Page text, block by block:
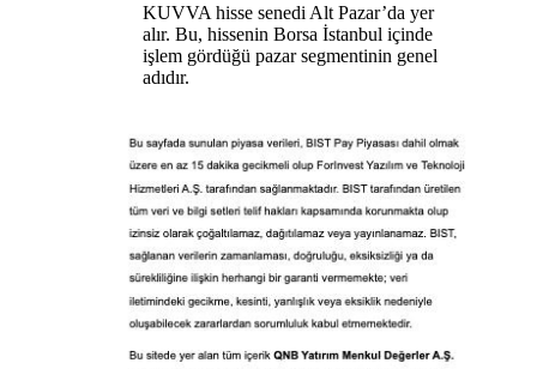
KUVVA hisse senedi Alt Pazar’da yer
alır. Bu, hissenin Borsa İstanbul içinde
işlem gördüğü pazar segmentinin genel
adıdır.